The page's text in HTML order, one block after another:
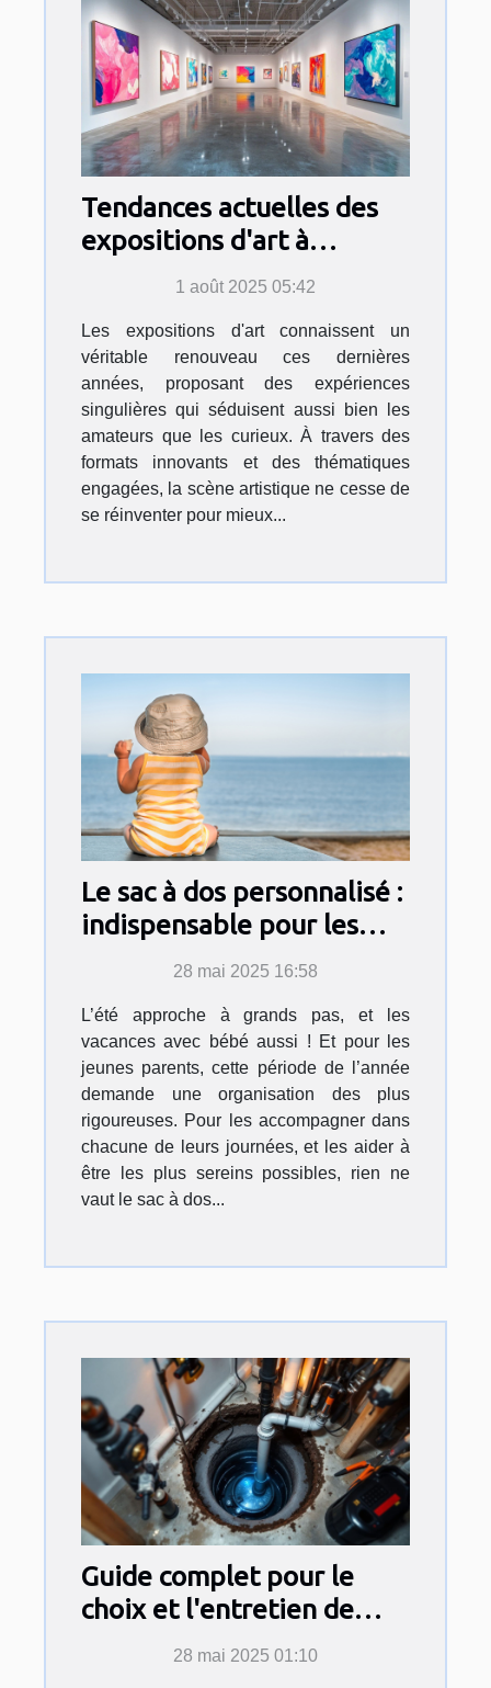
Tendances actuelles des
expositions d'art à
découvrir1 août 2025 05:42
Les expositions d'art connaissent un
véritable renouveau ces dernières
années, proposant des expériences
singulières qui séduisent aussi bien les
amateurs que les curieux. À travers des
formats innovants et des thématiques
engagées, la scène artistique ne cesse de
se réinventer pour mieux...
Le sac à dos personnalisé :
indispensable pour les
vacances de bébé cet été !
28 mai 2025 16:58
L’été approche à grands pas, et les
vacances avec bébé aussi ! Et pour les
jeunes parents, cette période de l’année
demande une organisation des plus
rigoureuses. Pour les accompagner dans
chacune de leurs journées, et les aider à
être les plus sereins possibles, rien ne
vaut le sac à dos...
Guide complet pour le
choix et l'entretien de
pompes de relevage
28 mai 2025 01:10